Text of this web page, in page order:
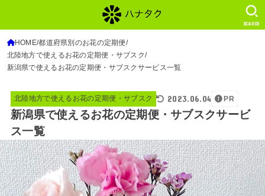
SEARCH
HOME 都道府県別のお花の定期便
北陸地方で使えるお花の定期便・サブスク
新潟県で使えるお花の定期便・サブスクサービス一覧
北陸地方で使えるお花の定期便・サブスク 2023.06.04 PR
新潟県で使えるお花の定期便・サブスクサービ
ス一覧